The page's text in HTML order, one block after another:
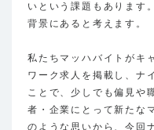
いという課題もあります
背景にあると考えます。
私たちマッハバイトがキ
ワーク求人を掲載し、ナ
ことで、少しでも偏見や
者・企業にとって新たな
のような思いから、今回